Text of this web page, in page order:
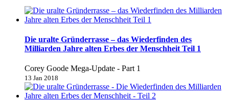
Die uralte Gründerrasse – das Wiederfinden des
Milliarden Jahre alten Erbes der Menschheit Teil 1
Corey Goode Mega-Update - Part 1
13 Jan 2018